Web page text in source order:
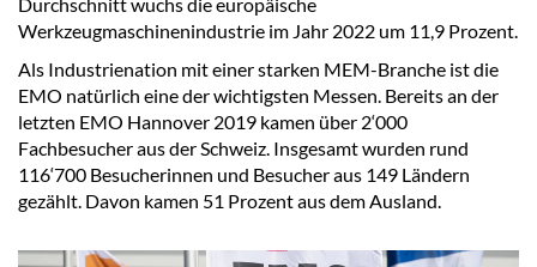
Werkzeugmaschinenindustrie im Jahr 2022 um 11,9 Prozent.
Als Industrienation mit einer starken MEM-Branche ist die
EMO natürlich eine der wichtigsten Messen. Bereits an der
letzten EMO Hannover 2019 kamen über 2‘000
Fachbesucher aus der Schweiz. Insgesamt wurden rund
116‘700 Besucherinnen und Besucher aus 149 Ländern
gezählt. Davon kamen 51 Prozent aus dem Ausland.